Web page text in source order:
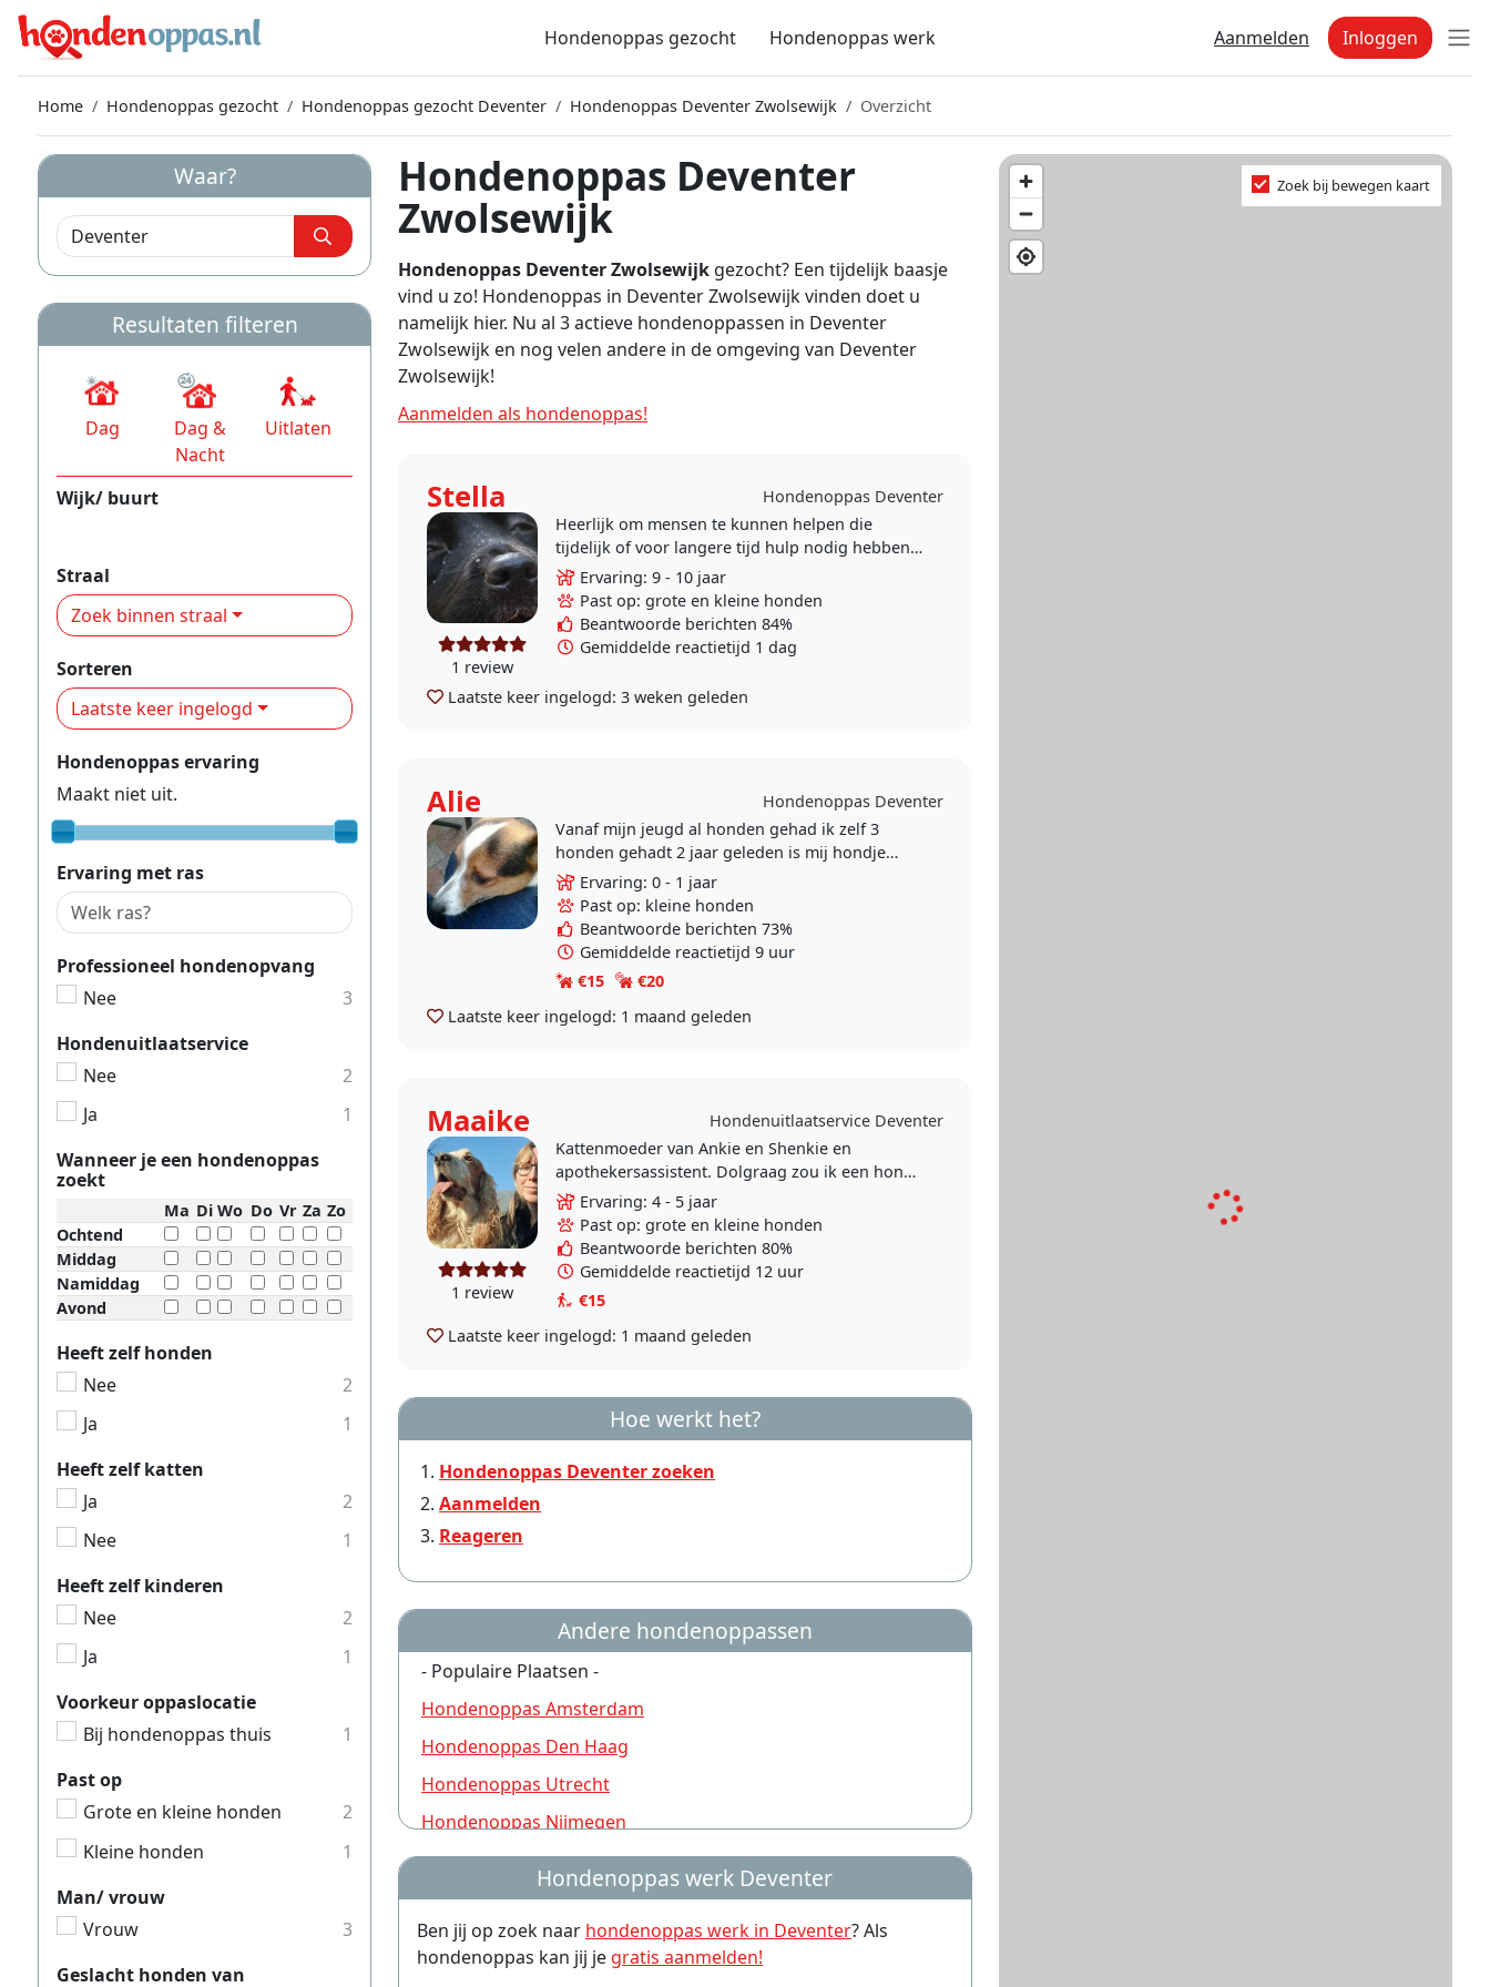
Hondenoppas gezocht Hondenoppas werk Aanmelden Inloggen
Home Hondenoppas gezocht Hondenoppas gezocht Deventer Hondenoppas Deventer Zwolsewijk Overzicht
Hondenoppas Deventer
Zwolsewijk
Hondenoppas Deventer Zwolsewijk gezocht? Een tijdelijk baasje
vind u zo! Hondenoppas in Deventer Zwolsewijk vinden doet u
namelijk hier. Nu al 3 actieve hondenoppassen in Deventer
Zwolsewijk en nog velen andere in de omgeving van Deventer
Zwolsewijk!
Aanmelden als hondenoppas!
Stella Hondenoppas Deventer
1 review
Heerlijk om mensen te kunnen helpen die
tijdelijk of voor langere tijd hulp nodig hebben
bij hun hond(en).. verschillende opleidingen
gedaan. Omdat..
Ervaring: 9 - 10 jaar
Past op: grote en kleine honden
Beantwoorde berichten 84%
Gemiddelde reactietijd 1 dag
Laatste keer ingelogd: 3 weken geleden
Alie
Hondenoppas Deventer
Vanaf mijn jeugd al honden gehad ik zelf 3
honden gehadt 2 jaar geleden is mij hondje
overleden het is zo stil in huis heb veel tijd nu
om oppasten..
Ervaring: 0 - 1 jaar
Past op: kleine honden
Beantwoorde berichten 73%
Gemiddelde reactietijd 9 uur
€15
€20
Laatste keer ingelogd: 1 maand geleden
Maaike Hondenuitlaatservice Deventer
1 review
Kattenmoeder van Ankie en Shenkie en
apothekersassistent. Dolgraag zou ik een hond
willen maar daar heb ik simpelweg geen tijd
voor. Vroeger altijd..
Ervaring: 4 - 5 jaar
Past op: grote en kleine honden
Beantwoorde berichten 80%
Gemiddelde reactietijd 12 uur
€15
Laatste keer ingelogd: 1 maand geleden
Hoe werkt het?
Hondenoppas Deventer zoeken
Aanmelden
Reageren
Andere hondenoppassen
- Populaire Plaatsen -
Hondenoppas Amsterdam
Hondenoppas Den Haag
Hondenoppas Utrecht
Hondenoppas Nijmegen
Hondenoppas Rotterdam
Hondenoppas Groningen
Hondenoppas Almere
Hondenoppas Amersfoort
Hondenoppas werk Deventer
Ben jij op zoek naar hondenoppas werk in Deventer? Als
hondenoppas kan jij je gratis aanmelden!
Zoek bij bewegen kaart
Waar?
Resultaten filteren
Dag
Dag &
Nacht
Uitlaten
Wijk/ buurt
Straal
Zoek binnen straal
Sorteren
Laatste keer ingelogd
Hondenoppas ervaring
Maakt niet uit.
Ervaring met ras
Professioneel hondenopvang
Nee
3
Hondenuitlaatservice
Nee
2
Ja
1
Wanneer je een hondenoppas
zoekt
Ma Di Wo Do Vr Za Zo
Ochtend
Middag
Namiddag
Avond
Heeft zelf honden
Nee
2
Ja
1
Heeft zelf katten
Ja
2
Nee
1
Heeft zelf kinderen
Nee
2
Ja
1
Voorkeur oppaslocatie
Bij hondenoppas thuis
1
Past op
Grote en kleine honden
2
Kleine honden
1
Man/ vrouw
Vrouw
3
Geslacht honden van